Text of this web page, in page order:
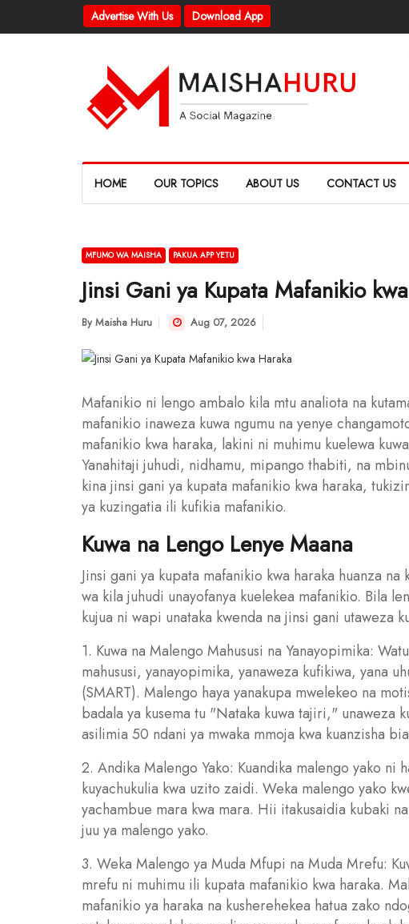
Advertise With Us Download App
HOME OUR TOPICS ABOUT US CONTACT US
MFUMO WA MAISHA PAKUA APP YETU
Jinsi Gani ya Kupata Mafanikio
By Maisha Huru Aug 07, 2026
Mafanikio ni lengo ambalo kila mtu analiota na
mafanikio inaweza kuwa ngumu na yenye
mafanikio kwa haraka, lakini ni muhimu kuelewa
Yanahitaji juhudi, nidhamu, mipango thabiti, na
kina jinsi gani ya kupata mafanikio kwa haraka,
ya kuzingatia ili kufikia mafanikio.
Kuwa na Lengo Lenye Maana
Jinsi gani ya kupata mafanikio kwa haraka huanza
wa kila juhudi unayofanya kuelekea mafanikio. Bila
kujua ni wapi unataka kwenda na jinsi gani utaweza
1. Kuwa na Malengo Mahususi na Yanayopimika:
mahususi, yanayopimika, yanaweza kufikiwa, yana
(SMART). Malengo haya yanakupa mwelekeo na
badala ya kusema tu "Nataka kuwa tajiri," unaweza
asilimia 50 ndani ya mwaka mmoja kwa kuanzisha
2. Andika Malengo Yako: Kuandika malengo yako ni
kuyachukulia kwa uzito zaidi. Weka malengo yako
yachambue mara kwa mara. Hii itakusaidia kubaki
juu ya malengo yako.
3. Weka Malengo ya Muda Mfupi na Muda Mrefu:
mrefu ni muhimu ili kupata mafanikio kwa haraka.
mafanikio ya haraka na kusherehekea hatua zako